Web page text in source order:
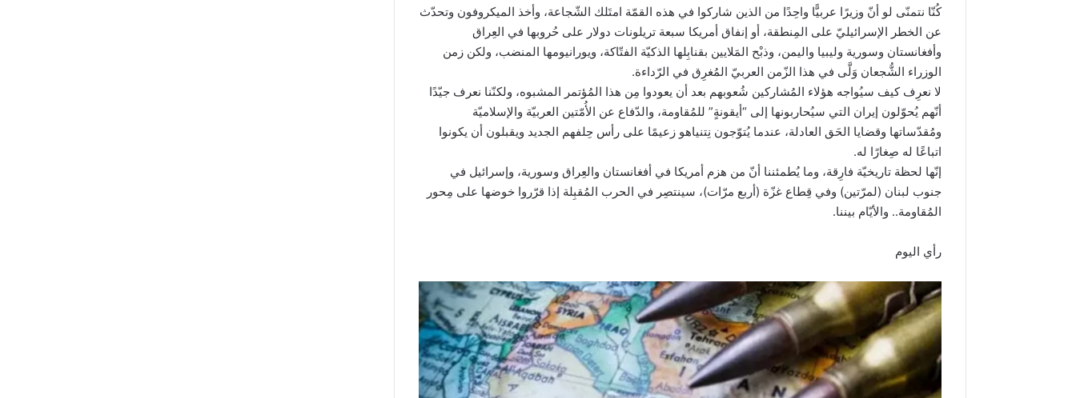
كُنّا نتمنّى لو أنّ وزيرًا عربيًّا واحِدًا من الذين شاركوا في هذه القمّة امتَلك الشّجاعة، وأخذ الميكروفون وتحدّث
عن الخطر الإسرائيليّ على المِنطقة، أو إنفاق أمريكا سبعة تريلونات دولار على حُروبها في العِراق
وأفغانستان وسورية وليبيا واليمن، وذبْح المَلايين بقنابِلها الذكيّة الفتّاكة، ويورانيومها المنضب، ولكن زمن
الوزراء الشُّجعان وَلَّى في هذا الزّمن العربيّ المُغرِق في الرّداءة.
لا نعرِف كيف سيُواجه هؤلاء المُشاركين شُعوبهم بعد أن يعودوا مِن هذا المُؤتمر المشبوه، ولكنّنا نعرف جيّدًا
أنّهم يُحوّلون إيران التي سيُحاربونها إلى “أيقونةٍ” للمُقاومة، والدّفاع عن الأُمّتين العربيّة والإسلاميّة
ومُقدّساتها وقضايا الحَق العادلة، عندما يُتوّجون نِتنياهو زعيمًا على رأس حِلفهم الجديد ويقبلون أن يكونوا
اتباعًا له صِغارًا له.
إنّها لحظة تاريخيّة فارِقة، وما يُطمئننا أنّ من هزم أمريكا في أفغانستان والعِراق وسورية، وإسرائيل في
جنوب لبنان (لمرّتين) وفي قِطاع غزّة (أربع مرّات)، سينتصِر في الحرب المُقبِلة إذا قرّروا خوضها على مِحور
المُقاومة.. والأيّام بيننا.
رأي اليوم